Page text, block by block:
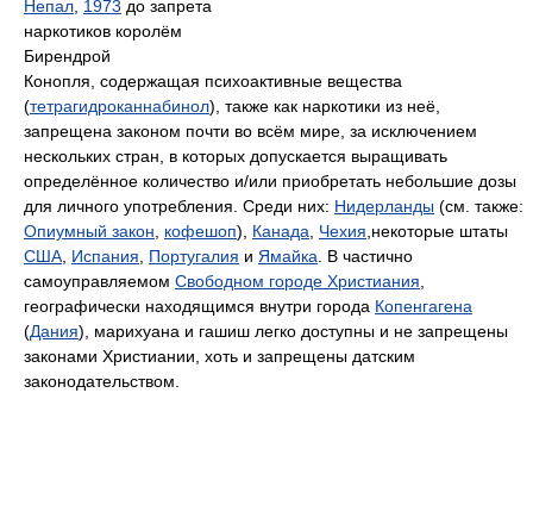
Непал 1973 до запрета
наркотиков королём
Бирендрой
Конопля, содержащая психоактивные вещества
(тетрагидроканнабинол), также как наркотики из неё,
запрещена законом почти во всём мире, за исключением
нескольких стран, в которых допускается выращивать
определённое количество и/или приобретать небольшие дозы
для личного употребления. Среди них: Нидерланды (см. также:
Опиумный закон
кофешоп), Канада Чехия ,некоторые штаты
США Испания Португалия и Ямайка . В частично
самоуправляемом Свободном городе Христиания
географически находящимся внутри города Копенгагена
(Дания), марихуана и гашиш легко доступны и не запрещены
законами Христиании, хоть и запрещены датским
законодательством.